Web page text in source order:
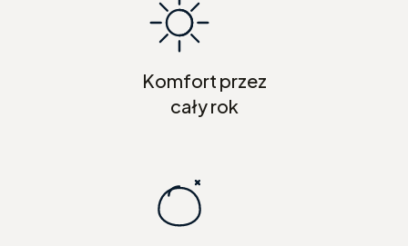
Komfort przez
cały rok